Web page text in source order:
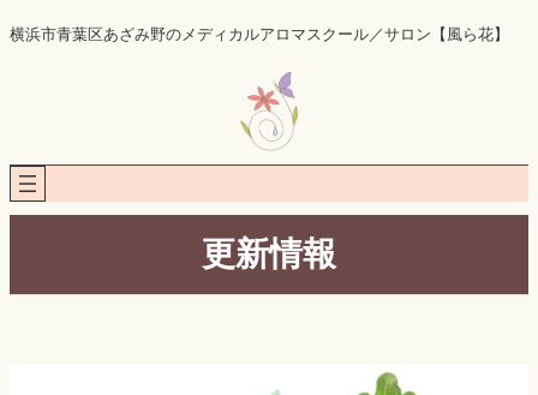
容
プ
横浜市青葉区あざみ野のメディカルアロマスクール／サロン【風ら花】
更新情報